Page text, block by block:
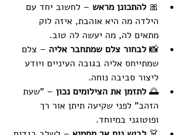
🎀 להתכונן מראש – לחשוב יחד עם
הילדה מה היא אוהבת, איזה לוק
מתאים לה, מה יעשה לה טוב.
📸 לבחור צלם שמתחבר אליה – צלם
שמתייחס אליה בגובה העיניים ויודע
ליצור סביבה נוחה.
🌅 לתזמן את הצילומים נכון – "שעת
הזהב" לפני שקיעה תיתן אור רך
ופוטוגני במיוחד.